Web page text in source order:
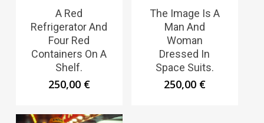
A Red
Refrigerator And
Four Red
Containers On A
Shelf.
250,00 €
The Image Is A
Man And
Woman
Dressed In
Space Suits.
250,00 €